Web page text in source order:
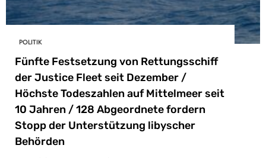
POLITIK
Fünfte Festsetzung von Rettungsschiff
der Justice Fleet seit Dezember /
Höchste Todeszahlen auf Mittelmeer seit
10 Jahren / 128 Abgeordnete fordern
Stopp der Unterstützung libyscher
Behörden